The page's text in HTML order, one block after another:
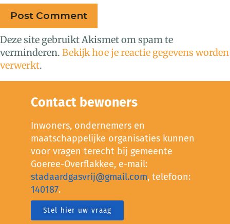
Deze site gebruikt Akismet om spam te
verminderen. Bekijk hoe je reactie gegevens worden
verwerkt.
Contact bewoners
Inwoners, ondernemers en
maatschappelijke organisaties kunnen
voor vragen terecht bij gemeente
Goeree-Overflakkee, e-mail:
stadaardgasvrij@gmail.com, telefoon:
140187.
Stel hier uw vraag